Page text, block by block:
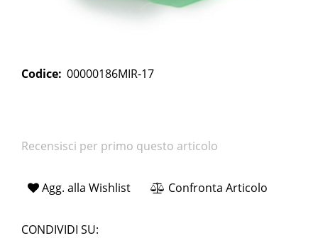
Codice: 00000186MIR-17
Recensisci per primo questo articolo
Agg. alla Wishlist Confronta Articolo
CONDIVIDI SU: